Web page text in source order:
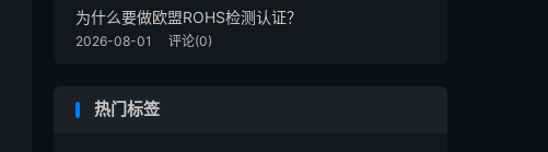
为什么要做欧盟ROHS检测认证？
2026-08-01 评论(0)
热门标签